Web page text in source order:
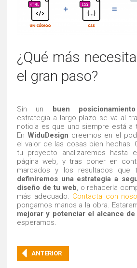
¿Qué más
el gran paso?
Sin un buen
estrategia a largo plazo se va al
noticia es que uno siempre está a
En WiduDesign creemos en el
el valor de las cosas bien hechas.
tu proyecto analizaremos hasta
página web, y tras poner en
marcados y los resultados que
definiremos una estrategia a
diseño de tu web, o rehacerla
más adecuado. Contacta con
pongamos manos a la obra.
mejorar y potenciar el alcance de
esperamos.
ANTERIOR